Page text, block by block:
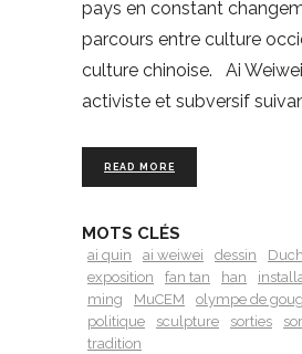
pays en constant
parcours entre culture
culture chinoise. Ai
activiste et subversif
READ MORE
MOTS CLÉS
ai quin ai weiwei dessin
exposition
fan tan han
ming
MuCEM olympe de
politique
sculpture sorties
tradition